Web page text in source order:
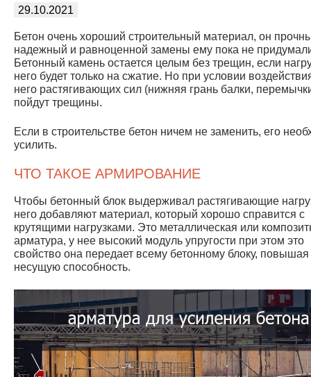
29.10.2021
Бетон очень хороший строительный материал, он
надежный и равноценной замены ему пока не
Бетонный камень остается целым без трещин, если
него будет только на сжатие. Но при условии
него растягивающих сил (нижняя грань балки,
пойдут трещины.
Если в строительстве бетон ничем не заменить, его
усилить.
ЧТО ТАКОЕ АРМИРОВАНИЕ
Чтобы бетонный блок выдерживал растягивающие
него добавляют материал, который хорошо справится с
крутящими нагрузками. Это металлическая или
арматура, у нее высокий модуль упругости при этом это
свойство она передает всему бетонному блоку, повышая
несущую способность.